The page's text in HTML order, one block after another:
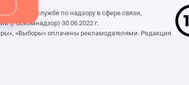
службе по надзору в сфере связи,
(Роскомнадзор) 30.06.2022 г.
«Выборы» оплачены рекламодателями. Редакция